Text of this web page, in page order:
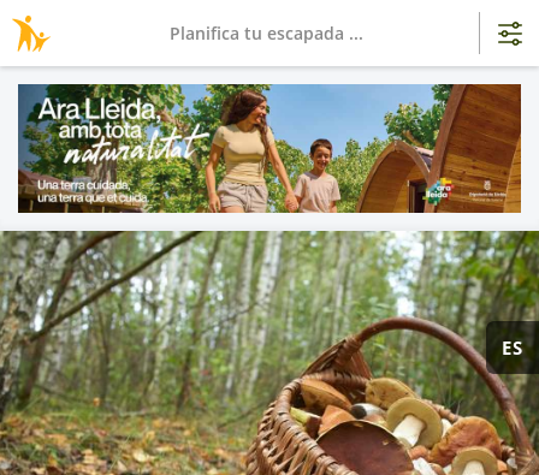
ES
Planifica tu escapada ...